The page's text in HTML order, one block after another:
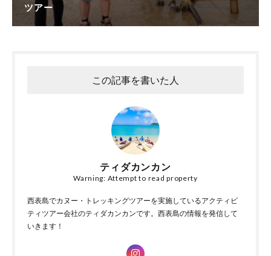
ツアー
この記事を書いた人
ティダカンカン
Warning: Attempt to read property
西表島でカヌー・トレッキングツアーを実施しているアクティビ
ティツアー会社のティダカンカンです。西表島の情報を発信して
いきます！